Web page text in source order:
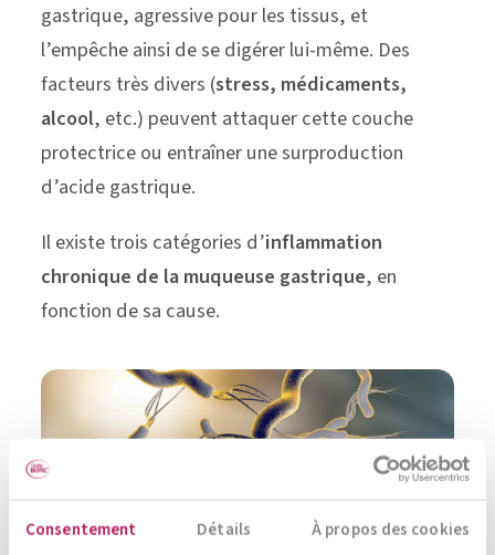
Consentement Détails À propos des cookies
gastrique, agressive pour les tissus, et
l’empêche ainsi de se digérer lui-même. Des
facteurs très divers (stress, médicaments,
alcool, etc.) peuvent attaquer cette couche
protectrice ou entraîner une surproduction
d’acide gastrique.
Il existe trois catégories d’inflammation
chronique de la muqueuse gastrique, en
fonction de sa cause.